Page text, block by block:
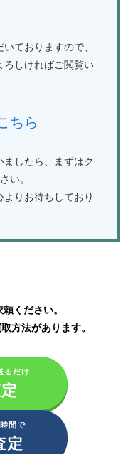
ておりますので、
ろしければご閲覧い
ちら
したら、まずはク
い。
りお待ちしており
ください。
方法があります。
るだけ
間で
定